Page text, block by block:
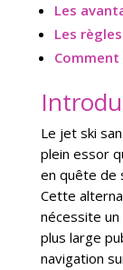
Les
Les
Le jet ski
plein essor
en quête de
Cette
nécessite
plus large
navigation